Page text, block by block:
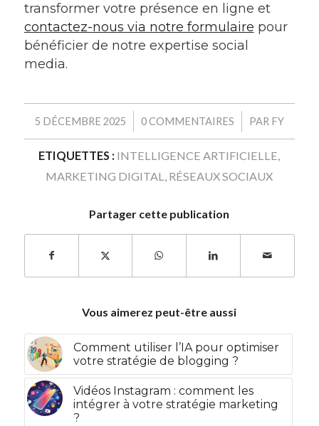
transformer votre présence en ligne et
contactez-nous via notre formulaire pour
bénéficier de notre expertise social
media.
5 DÉCEMBRE 2025
/ 0 COMMENTAIRES
/ PAR FY
ETIQUETTES : INTELLIGENCE ARTIFICIELLE,
MARKETING DIGITAL, RÉSEAUX SOCIAUX
Partager cette publication
Vous aimerez peut-être aussi
Comment utiliser l’IA pour optimiser
votre stratégie de blogging ?
Vidéos Instagram : comment les
intégrer à votre stratégie marketing
?